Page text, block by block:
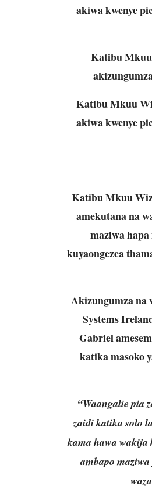
akiwa kwenye
Katibu
Katibu Mkuu
akiwa kwenye
Katibu Mkuu
amekutana na
maziwa
kuyaongezea
Akizungumza na
Systems
Gabriel
katika masoko
“Waangalie pia
zaidi katika solo
kama hawa wakija
ambapo